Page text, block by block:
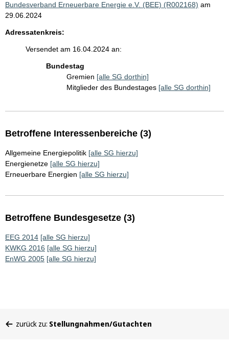
Bundesverband Erneuerbare Energie e.V. (BEE) (R002168) am
29.06.2024
Adressatenkreis:
Versendet am 16.04.2024 an:
Bundestag
Gremien [alle SG dorthin]
Mitglieder des Bundestages [alle SG dorthin]
Betroffene Interessenbereiche (3)
Allgemeine Energiepolitik [alle SG hierzu]
Energienetze [alle SG hierzu]
Erneuerbare Energien [alle SG hierzu]
Betroffene Bundesgesetze (3)
EEG 2014 [alle SG hierzu]
KWKG 2016 [alle SG hierzu]
EnWG 2005 [alle SG hierzu]
befinden
zurück zu: Stellungnahmen/Gutachten